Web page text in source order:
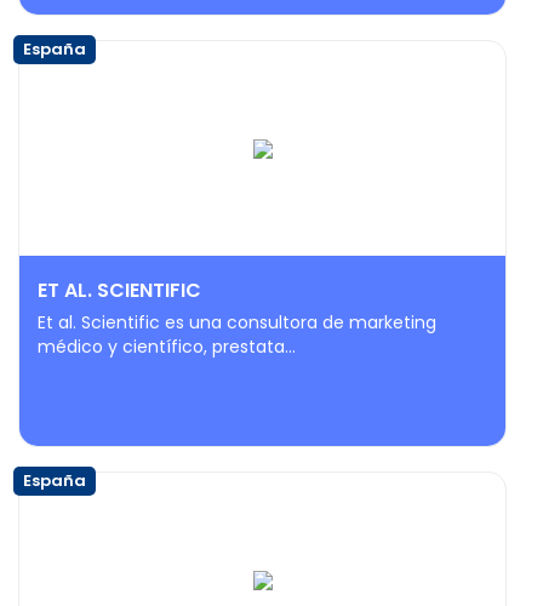
España
ET AL. SCIENTIFIC
Et al. Scientific es una consultora de marketing
médico y científico, prestata...
España